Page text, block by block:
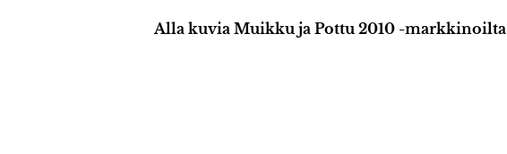
Alla kuvia Muikku ja Pottu 2010 -markkinoilta